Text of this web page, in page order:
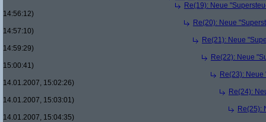
Re(19): Neue
14:56:12)
Re(20): Neue
14:57:10)
Re(21): Neue
14:59:29)
Re(22): Neue
15:00:41)
Re(23):
14.01.2007, 15:02:26)
Re(24):
14.01.2007, 15:03:01)
Re(25):
14.01.2007, 15:04:35)